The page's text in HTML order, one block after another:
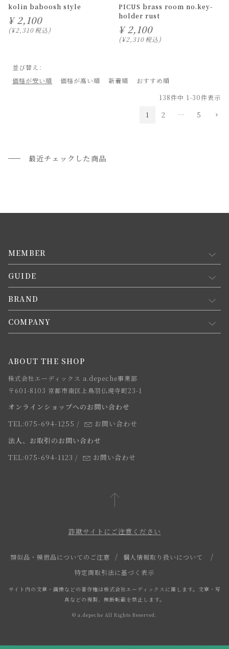
kolin baboosh style
¥ 2,100
¥2,310税込
PICUS brass room no.key-
holder rust
¥ 2,100
¥2,310税込
並び替え
価格が安い順
価格が高い順 新着順
おすすめ順
138件中 1-30件表示
1 2 … 5
最近チェックした商品
MEMBER
マイページ
新規会員登録
会員規約について
GUIDE
お買い物ガイド
会員登録について
お支払方法について
お届けについて
よくあるご質問
BRAND
コンセプト
webカタログ
COMPANY
店舗一覧
求人情報
法人のお客様
スタッフ
ABOUT THE SHOP
株式会社エーディックス a.depeche事業部
〒601-8103 京都市南区上鳥羽仏現寺町23-1
オンラインショップへのお問い合わせ
TEL:075-694-1255 /
お問い合わせ
法人、お取引のお問い合わせ
TEL:075-694-1123 / お問い合わせ
詐欺サイトにご注意ください
類似品・模倣品についてのご注意
個人情報取り扱いについて
特定商取引法に基づく表示
サイト内の文章・画像などの著作権は株式会社エーディックスに属します。文章・写
真などの複製、無断転載を禁止します。
© a.depeche All Rights Reserved.